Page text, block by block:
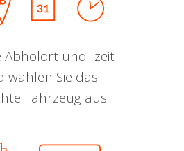
Abholort und -zeit
wählen Sie das
Fahrzeug aus.